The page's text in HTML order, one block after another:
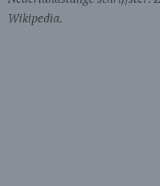
Wikipedia.